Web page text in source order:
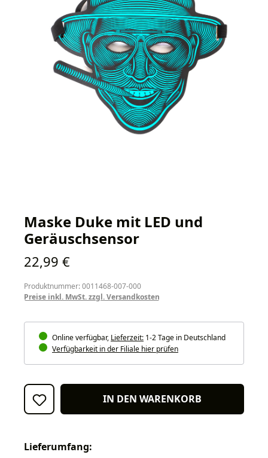
Maske Duke mit LED und
Geräuschsensor
Regulärer Preis:
22,99 €
Produktnummer: 0011468-007-000
Preise inkl. MwSt. zzgl. Versandkosten
Online verfügbar, Lieferzeit: 1-2 Tage in Deutschland
Verfügbarkeit in der Filiale hier prüfen
IN DEN WARENKORB
Lieferumfang: